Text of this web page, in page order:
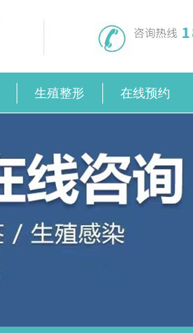
生殖整形 在线预约